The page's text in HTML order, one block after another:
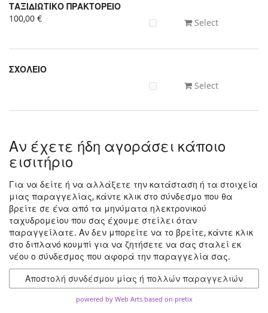
ΤΑΞΙΔΙΩΤΙΚΟ ΠΡΑΚΤΟΡΕΙΟ
100,00 €
Select
ΣΧΟΛΕΙΟ
Select
Αν έχετε ήδη αγοράσει κάποιο
εισιτήριο
Για να δείτε ή να αλλάξετε την κατάσταση ή τα στοιχεία
μιας παραγγελίας, κάντε κλικ στο σύνδεσμο που θα
βρείτε σε ένα από τα μηνύματα ηλεκτρονικού
ταχυδρομείου που σας έχουμε στείλει όταν
παραγγείλατε. Αν δεν μπορείτε να το βρείτε, κάντε κλικ
στο διπλανό κουμπί για να ζητήσετε να σας σταλεί εκ
νέου ο σύνδεσμος που αφορά την παραγγελία σας.
Αποστολή συνδέσμου μίας ή πολλών παραγγελιών
powered by Web Arts based on pretix